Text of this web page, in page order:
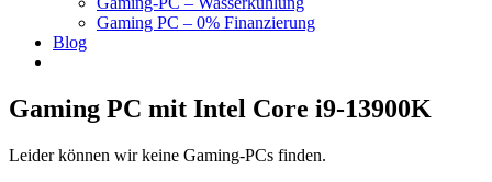
Gaming PC – 0% Finanzierung
Blog
Gaming PC mit Intel Core i9-13900K
Leider können wir keine Gaming-PCs finden.